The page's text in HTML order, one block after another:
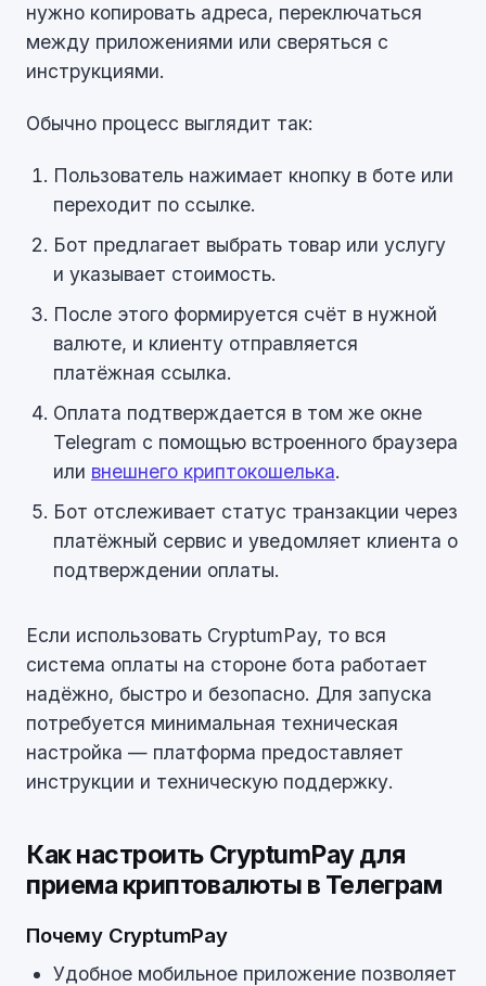
нужно копировать адреса, переключаться
между приложениями или сверяться с
инструкциями.
Обычно процесс выглядит так:
Пользователь нажимает кнопку в боте или
переходит по ссылке.
Бот предлагает выбрать товар или услугу
и указывает стоимость.
После этого формируется счёт в нужной
валюте, и клиенту отправляется
платёжная ссылка.
Оплата подтверждается в том же окне
Telegram с помощью встроенного браузера
или внешнего криптокошелька.
Бот отслеживает статус транзакции через
платёжный сервис и уведомляет клиента о
подтверждении оплаты.
Если использовать CryptumPay, то вся
система оплаты на стороне бота работает
надёжно, быстро и безопасно. Для запуска
потребуется минимальная техническая
настройка — платформа предоставляет
инструкции и техническую поддержку.
Как настроить CryptumPay для
приема криптовалюты в Телеграм
Почему CryptumPay
Удобное мобильное приложение позволяет